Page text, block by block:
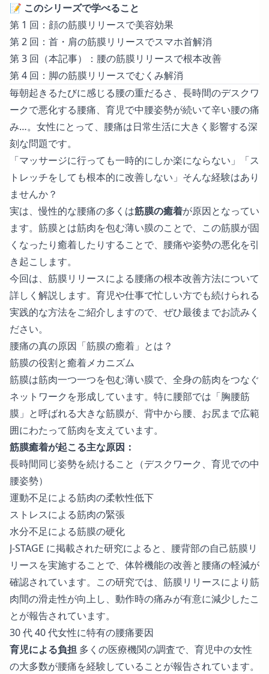
📝 このシリーズで学べること
第 1 回： 顔の筋膜リリースで美容効果
第 2 回： 首・肩の筋膜リリースでスマホ首解消
第 3 回（本記事）： 腰の筋膜リリースで根本改善
第 4 回： 脚の筋膜リリースでむくみ解消
毎朝起きるたびに感じる腰の重だるさ、長時間のデスクワ
ークで悪化する腰痛、育児で中腰姿勢が続いて辛い腰の痛
み…。女性にとって、腰痛は日常生活に大きく影響する深
刻な問題です。
「マッサージに行っても一時的にしか楽にならない」「ス
トレッチをしても根本的に改善しない」そんな経験はあり
ませんか？
実は、慢性的な腰痛の多くは筋膜の癒着が原因となってい
ます。筋膜とは筋肉を包む薄い膜のことで、この筋膜が固
くなったり癒着したりすることで、腰痛や姿勢の悪化を引
き起こします。
今回は、筋膜リリースによる腰痛の根本改善方法について
詳しく解説します。育児や仕事で忙しい方でも続けられる
実践的な方法をご紹介しますので、ぜひ最後までお読みく
ださい。
腰痛の真の原因「筋膜の癒着」とは？
筋膜の役割と癒着メカニズム
筋膜は筋肉一つ一つを包む薄い膜で、全身の筋肉をつなぐ
ネットワークを形成しています。特に腰部では「胸腰筋
膜」と呼ばれる大きな筋膜が、背中から腰、お尻まで広範
囲にわたって筋肉を支えています。
筋膜癒着が起こる主な原因：
長時間同じ姿勢を続けること（デスクワーク、育児での中
腰姿勢）
運動不足による筋肉の柔軟性低下
ストレスによる筋肉の緊張
水分不足による筋膜の硬化
J-STAGE に掲載された研究によると、腰背部の自己筋膜リ
リースを実施することで、体幹機能の改善と腰痛の軽減が
確認されています。この研究では、筋膜リリースにより筋
肉間の滑走性が向上し、動作時の痛みが有意に減少したこ
とが報告されています。
30 代 40 代女性に特有の腰痛要因
育児による負担 多くの医療機関の調査で、育児中の女性
の大多数が腰痛を経験していることが報告されています。